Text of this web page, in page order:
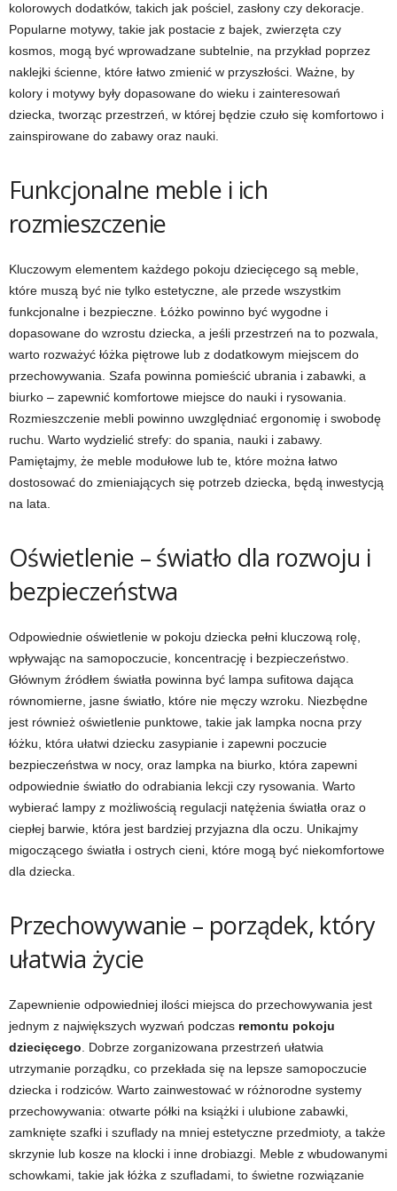
kolorowych dodatków, takich jak pościel, zasłony czy dekoracje.
Popularne motywy, takie jak postacie z bajek, zwierzęta czy
kosmos, mogą być wprowadzane subtelnie, na przykład poprzez
naklejki ścienne, które łatwo zmienić w przyszłości. Ważne, by
kolory i motywy były dopasowane do wieku i zainteresowań
dziecka, tworząc przestrzeń, w której będzie czuło się komfortowo i
zainspirowane do zabawy oraz nauki.
Funkcjonalne meble i ich
rozmieszczenie
Kluczowym elementem każdego pokoju dziecięcego są meble,
które muszą być nie tylko estetyczne, ale przede wszystkim
funkcjonalne i bezpieczne. Łóżko powinno być wygodne i
dopasowane do wzrostu dziecka, a jeśli przestrzeń na to pozwala,
warto rozważyć łóżka piętrowe lub z dodatkowym miejscem do
przechowywania. Szafa powinna pomieścić ubrania i zabawki, a
biurko – zapewnić komfortowe miejsce do nauki i rysowania.
Rozmieszczenie mebli powinno uwzględniać ergonomię i swobodę
ruchu. Warto wydzielić strefy: do spania, nauki i zabawy.
Pamiętajmy, że meble modułowe lub te, które można łatwo
dostosować do zmieniających się potrzeb dziecka, będą inwestycją
na lata.
Oświetlenie – światło dla rozwoju i
bezpieczeństwa
Odpowiednie oświetlenie w pokoju dziecka pełni kluczową rolę,
wpływając na samopoczucie, koncentrację i bezpieczeństwo.
Głównym źródłem światła powinna być lampa sufitowa dająca
równomierne, jasne światło, które nie męczy wzroku. Niezbędne
jest również oświetlenie punktowe, takie jak lampka nocna przy
łóżku, która ułatwi dziecku zasypianie i zapewni poczucie
bezpieczeństwa w nocy, oraz lampka na biurko, która zapewni
odpowiednie światło do odrabiania lekcji czy rysowania. Warto
wybierać lampy z możliwością regulacji natężenia światła oraz o
ciepłej barwie, która jest bardziej przyjazna dla oczu. Unikajmy
migoczącego światła i ostrych cieni, które mogą być niekomfortowe
dla dziecka.
Przechowywanie – porządek, który
ułatwia życie
Zapewnienie odpowiedniej ilości miejsca do przechowywania jest
jednym z największych wyzwań podczas remontu pokoju
dziecięcego . Dobrze zorganizowana przestrzeń ułatwia
utrzymanie porządku, co przekłada się na lepsze samopoczucie
dziecka i rodziców. Warto zainwestować w różnorodne systemy
przechowywania: otwarte półki na książki i ulubione zabawki,
zamknięte szafki i szuflady na mniej estetyczne przedmioty, a także
skrzynie lub kosze na klocki i inne drobiazgi. Meble z wbudowanymi
schowkami, takie jak łóżka z szufladami, to świetne rozwiązanie